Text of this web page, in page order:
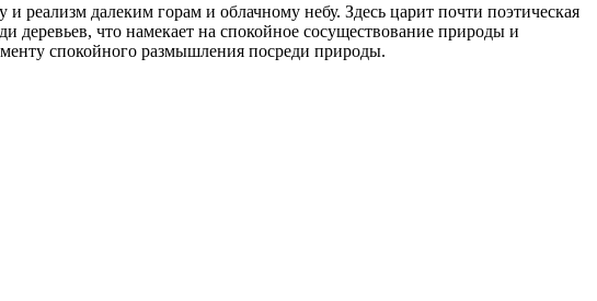
реализм далеким горам и облачному небу. Здесь царит почти поэтическая
что намекает на спокойное сосуществование природы и
спокойного размышления посреди природы.